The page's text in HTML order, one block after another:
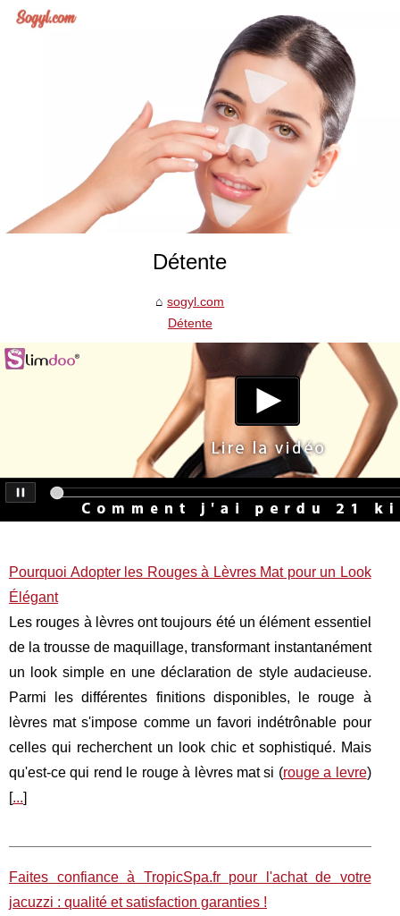
Détente
sogyl.com
Détente
Pourquoi Adopter les Rouges à Lèvres Mat pour un Look
Élégant
Les rouges à lèvres ont toujours été un élément essentiel
de la trousse de maquillage, transformant instantanément
un look simple en une déclaration de style audacieuse.
Parmi les différentes finitions disponibles, le rouge à
lèvres mat s'impose comme un favori indétrônable pour
celles qui recherchent un look chic et sophistiqué. Mais
qu'est-ce qui rend le rouge à lèvres mat si (rouge a levre)
[...]
Faites confiance à TropicSpa.fr pour l'achat de votre
jacuzzi : qualité et satisfaction garanties !